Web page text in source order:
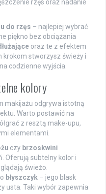
rzęs oraz nadanie
do rzęs – najlepiej wybrać
piękno bez obciążania
oraz te z efektem
krokom stworzysz świeży i
codzienne wyjścia.
kolory
makijażu odgrywa istotną
Warto postawić na
z resztą make-upu,
elementami.
czy brzoskwini
Oferują subtelny kolor i
świeżo.
błyszczyk – jego blask
usta. Taki wybór zapewnia